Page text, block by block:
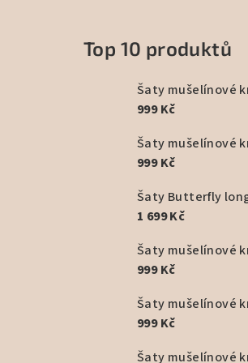
Top 10 produktů
999 Kč
999 Kč
Šaty Butterfly
1 699 Kč
999 Kč
999 Kč